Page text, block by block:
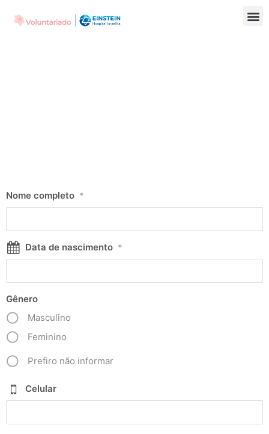
Nome completo *
Data de nascimento *
Gênero
Masculino
Feminino
Prefiro não informar
Celular